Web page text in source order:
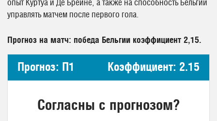
опыт Куртуа и Де Брёйне, а также на способность Бельгии
управлять матчем после первого гола.
Прогноз на матч: победа Бельгии коэффициент 2,15.
Прогноз: П1 Коэффициент: 2.15
Согласны с прогнозом?